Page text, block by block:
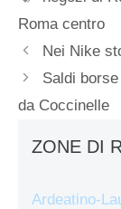
Roma centro
Nei Nike
Saldi
da Coccinelle
ZONE DI
Ardeatino-